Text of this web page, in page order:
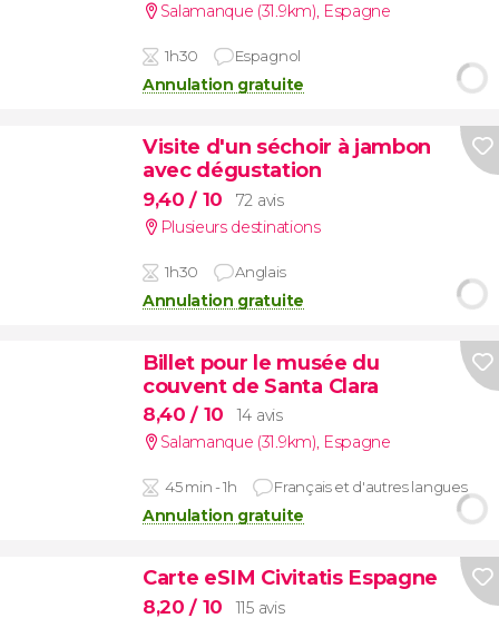
Salamanque (31.9km), Espagne
1h30 Espagnol
Annulation gratuite
Visite d'un séchoir à jambon
avec dégustation
9,40/ 10
72 avis
Plusieurs destinations
1h30 Anglais
Annulation gratuite
Billet pour le musée du
couvent de Santa Clara
8,40/ 10
14 avis
Salamanque (31.9km), Espagne
45 min - 1h Français et d'autres langues
Annulation gratuite
Carte eSIM Civitatis Espagne
8,20/ 10 115 avis